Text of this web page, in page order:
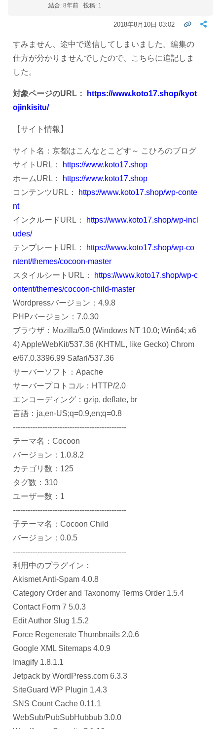
結合: 8年前 投稿: 1
2018年8月10日 03:02
すみません、途中で送信してしまいました。編集の
仕方が分かりませんでしたので、こちらに追記しま
した。
対象ページのURL：
https://www.koto17.shop/kyot
ojinkisitu/
【サイト情報】
サイト名：京都はこんなとこどす～ こひろのブログ
サイトURL：
https://www.koto17.shop
ホームURL：
https://www.koto17.shop
コンテンツURL：
https://www.koto17.shop/wp-conte
nt
インクルードURL：
https://www.koto17.shop/wp-incl
udes/
テンプレートURL：
https://www.koto17.shop/wp-co
ntent/themes/cocoon-master
スタイルシートURL：
https://www.koto17.shop/wp-c
ontent/themes/cocoon-child-master
Wordpressバージョン：4.9.8
PHPバージョン：7.0.30
ブラウザ：Mozilla/5.0 (Windows NT 10.0; Win64; x6
4) AppleWebKit/537.36 (KHTML, like Gecko) Chrom
e/67.0.3396.99 Safari/537.36
サーバーソフト：Apache
サーバープロトコル：HTTP/2.0
エンコーディング：gzip, deflate, br
言語：ja,en-US;q=0.9,en;q=0.8
----------------------------------------------
テーマ名：Cocoon
バージョン：1.0.8.2
カテゴリ数：125
タグ数：310
ユーザー数：1
----------------------------------------------
子テーマ名：Cocoon Child
バージョン：0.0.5
----------------------------------------------
利用中のプラグイン：
Akismet Anti-Spam 4.0.8
Category Order and Taxonomy Terms Order 1.5.4
Contact Form 7 5.0.3
Edit Author Slug 1.5.2
Force Regenerate Thumbnails 2.0.6
Google XML Sitemaps 4.0.9
Imagify 1.8.1.1
Jetpack by WordPress.com 6.3.3
SiteGuard WP Plugin 1.4.3
SNS Count Cache 0.11.1
WebSub/PubSubHubbub 3.0.0